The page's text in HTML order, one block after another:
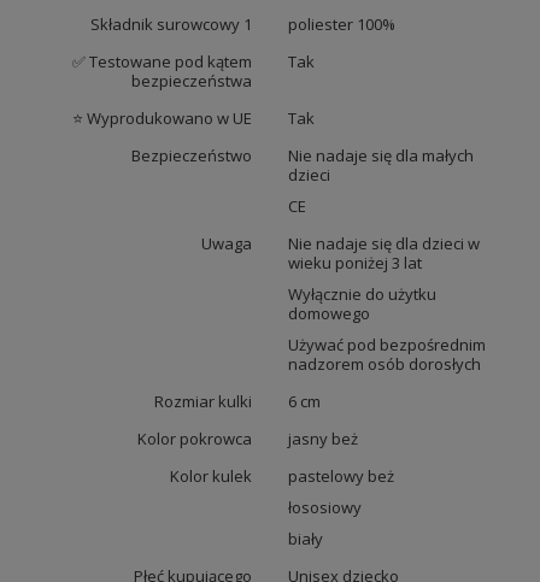
Składnik surowcowy 1
poliester 100%
✅ Testowane pod kątem
bezpieczeństwa
Tak
⭐ Wyprodukowano w UE
Tak
Bezpieczeństwo
Nie nadaje się dla małych
dzieci
CE
Uwaga
Nie nadaje się dla dzieci w
wieku poniżej 3 lat
Wyłącznie do użytku
domowego
Używać pod bezpośrednim
nadzorem osób dorosłych
Rozmiar kulki
6 cm
Kolor pokrowca
jasny beż
Kolor kulek
pastelowy beż
łososiowy
biały
Płeć kupującego
Unisex dziecko